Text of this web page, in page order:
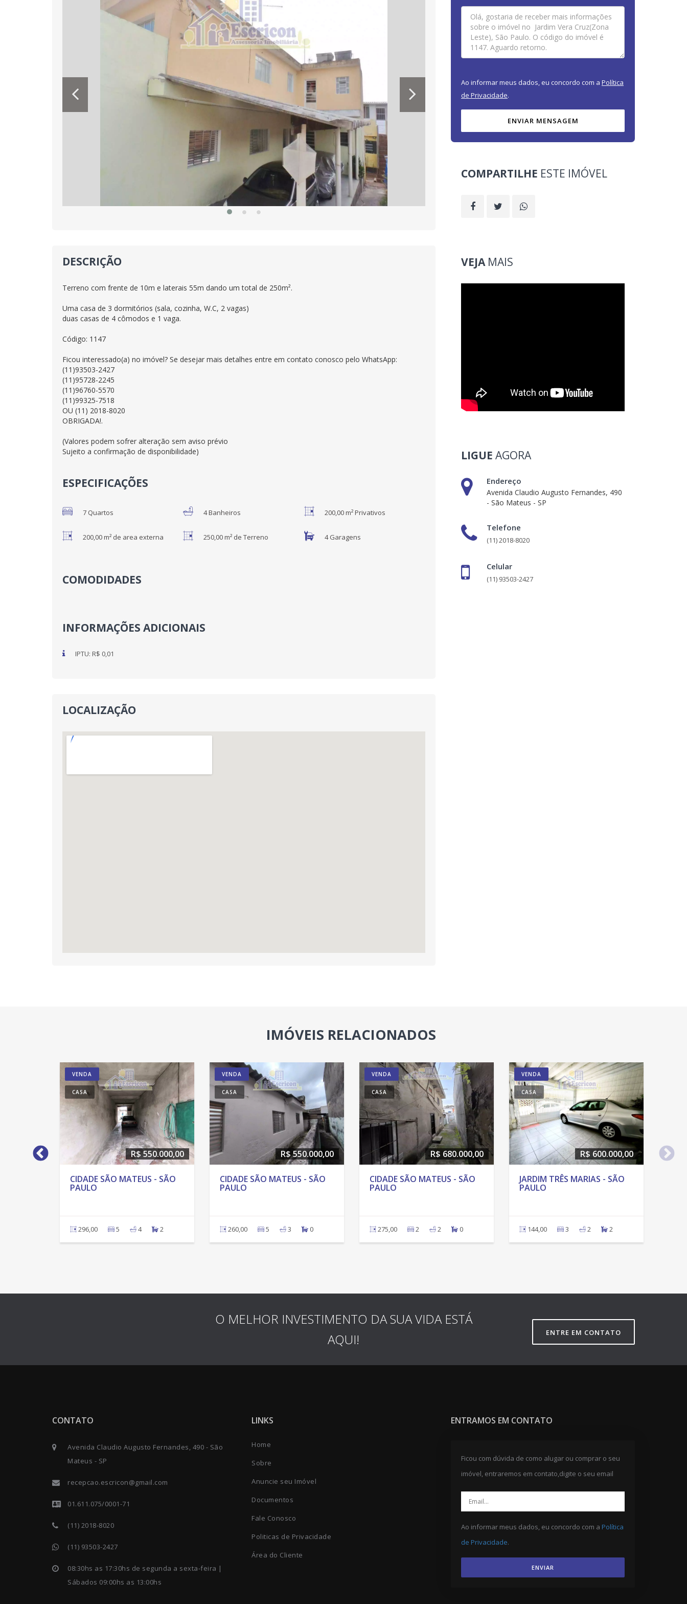
DESCRIÇÃO
Terreno com frente de 10m e laterais 55m dando um total de 250m².
Uma casa de 3 dormitórios (sala, cozinha, W.C, 2 vagas)
duas casas de 4 cômodos e 1 vaga.
Código: 1147
Ficou interessado(a) no imóvel? Se desejar mais detalhes entre em contato conosco pelo WhatsApp:
(11)93503-2427
(11)95728-2245
(11)96760-5570
(11)99325-7518
OU (11) 2018-8020
OBRIGADA!.
(Valores podem sofrer alteração sem aviso prévio
Sujeito a confirmação de disponibilidade)
ESPECIFICAÇÕES
7 Quartos 4 Banheiros 200,00 m² Privativos
200,00 m² de area externa 250,00 m² de Terreno 4 Garagens
COMODIDADES
INFORMAÇÕES ADICIONAIS
IPTU: R$ 0,01
LOCALIZAÇÃO
Ao informar meus dados, eu concordo com a Política
de Privacidade.
ENVIAR MENSAGEM
COMPARTILHE ESTE IMÓVEL
VEJAMAIS
LIGUE AGORA
Endereço
Avenida Claudio Augusto Fernandes, 490
- São Mateus - SP
Telefone
(11) 2018-8020
Celular
(11) 93503-2427
IMÓVEIS RELACIONADOS
VENDA
CASA
R$ 550.000,00
CIDADE SÃO MATEUS - SÃO
PAULO
296,00 5 4 2
VENDA
CASA
R$ 550.000,00
CIDADE SÃO MATEUS - SÃO
PAULO
260,00 5 3 0
VENDA
CASA
R$ 680.000,00
CIDADE SÃO MATEUS - SÃO
PAULO
275,00 2 2 0
VENDA
CASA
R$ 600.000,00
JARDIM TRÊS MARIAS - SÃO
PAULO
144,00 3 2 2
O MELHOR INVESTIMENTO DA SUA VIDA ESTÁ
AQUI!
ENTRE EM CONTATO
CONTATO
Avenida Claudio Augusto Fernandes, 490 - São
Mateus - SP
recepcao.escricon@gmail.com
01.611.075/0001-71
(11) 2018-8020
(11) 93503-2427
08:30hs as 17:30hs de segunda a sexta-feira |
Sábados 09:00hs as 13:00hs
LINKS
Home
Sobre
Anuncie seu Imóvel
Documentos
Fale Conosco
Politicas de Privacidade
Área do Cliente
ENTRAMOS EM CONTATO
Ficou com dúvida de como alugar ou comprar o seu
imóvel, entraremos em contato,digite o seu email
Ao informar meus dados, eu concordo com a Política
de Privacidade.
ENVIAR